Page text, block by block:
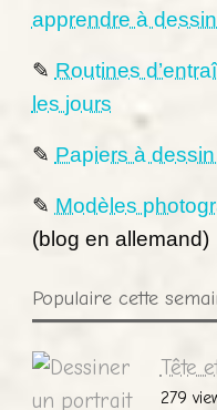
apprendre à
✎ Routines
les jours
✎ Papiers à
✎ Modèles
(blog en allemand)
Populaire cette
Tête
279